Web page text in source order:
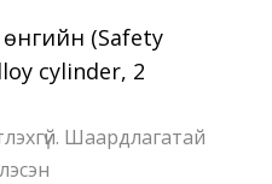
(Safety
cylinder, 2
Шаардлагатай